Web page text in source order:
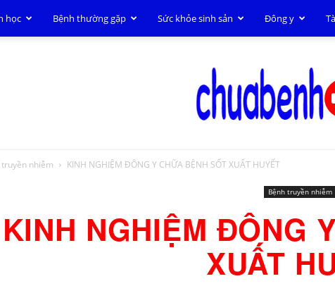
học Bệnh thường gặp Sức khỏe sinh sản Đông y
truyền nhiễm KINH NGHIỆM ĐÔNG Y CHỮA BỆNH SỐT XUẤT HUYẾT
Bệnh truyền nhiễm
KINH NGHIỆM ĐÔNG
XUẤT